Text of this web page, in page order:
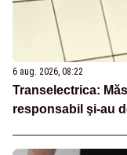
6 aug. 2026, 08:22
Transelectrica:
responsabil şi-au